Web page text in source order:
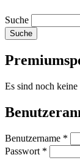
Suche
Es sind noch
Benutzername *
Passwort *